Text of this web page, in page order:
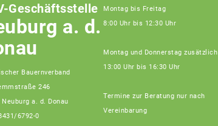
Geschäftsstelle
a. d.
Bauernverband
246
Neuburg a. d. Donau
6792-0
Montag bis Freitag
8:00 Uhr bis 12:30 Uhr
Montag und Donnerstag zusätzlich
13:00 Uhr bis 16:30 Uhr
Termine zur Beratung nur nach
Vereinbarung